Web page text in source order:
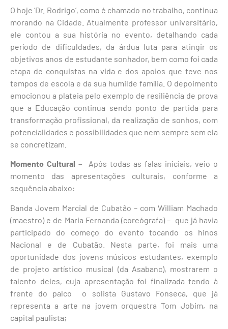
O hoje ‘Dr. Rodrigo’, como é chamado no trabalho, continua
morando na Cidade. Atualmente professor universitário,
ele contou a sua história no evento, detalhando cada
período de dificuldades, da árdua luta para atingir os
objetivos anos de estudante sonhador, bem como foi cada
etapa de conquistas na vida e dos apoios que teve nos
tempos de escola e da sua humilde família. O depoimento
emocionou a plateia pelo exemplo de resiliência de prova
que a Educação continua sendo ponto de partida para
transformação profissional, da realização de sonhos, com
potencialidades e possibilidades que nem sempre sem ela
se concretizam.
Momento Cultural – Após todas as falas iniciais, veio o
momento das apresentações culturais, conforme a
sequência abaixo:
Banda Jovem Marcial de Cubatão – com William Machado
(maestro) e de Maria Fernanda (coreógrafa) – que já havia
participado do começo do evento tocando os hinos
Nacional e de Cubatão. Nesta parte, foi mais uma
oportunidade dos jovens músicos estudantes, exemplo
de projeto artístico musical (da Asabanc), mostrarem o
talento deles, cuja apresentação foi finalizada tendo à
frente do palco o solista Gustavo Fonseca, que já
representa a arte na jovem orquestra Tom Jobim, na
capital paulista;